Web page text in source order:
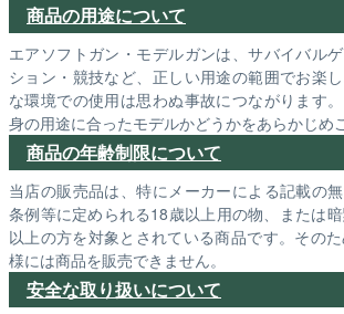
商品の用途について
エアソフトガン・モデルガンは、サバイバル
ション・競技など、正しい用途の範囲でお楽
な環境での使用は思わぬ事故につながります
身の用途に合ったモデルかどうかをあらかじめ
商品の年齢制限について
当店の販売品は、特にメーカーによる記載の
条例等に定められる18歳以上用の物、または
以上の方を対象とされている商品です。その
様には商品を販売できません。
安全な取り扱いについて